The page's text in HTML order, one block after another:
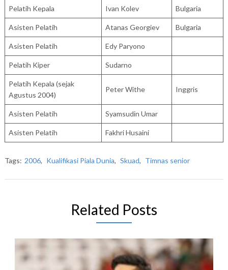
Pelatih Kepala Ivan Kolev Bulgaria
Asisten Pelatih Atanas Georgiev Bulgaria
Asisten Pelatih Edy Paryono
Pelatih Kiper Sudarno
Pelatih Kepala (sejak
Agustus 2004)
Peter Withe Inggris
Asisten Pelatih Syamsudin Umar
Asisten Pelatih Fakhri Husaini
Tags: 2006, Kualifikasi Piala Dunia, Skuad, Timnas senior
Related Posts